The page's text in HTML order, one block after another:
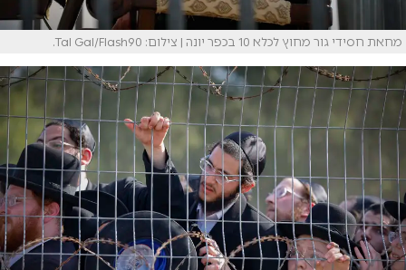
מחאת חסידי גור מחוץ לכלא 10 בכפר יונה | צילום: Tal Gal/Flash90.